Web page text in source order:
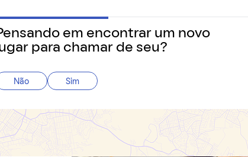
saber sobre o jeito mais fácil de alugar e morar.
Dados & Índices Guia de Cidades
em encontrar um novo
para chamar de seu?
Não Sim